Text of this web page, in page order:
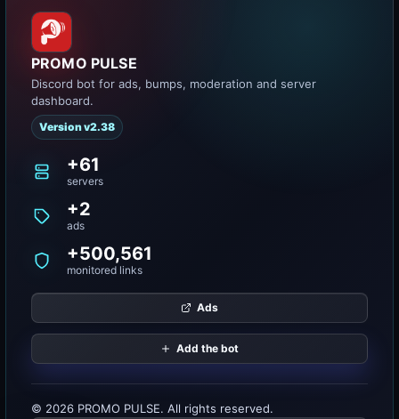
PROMO PULSE
Discord bot for ads, bumps, moderation and server
dashboard.
Version v2.38
+61
servers
+2
ads
+500,561
monitored links
Ads
Add the bot
© 2026 PROMO PULSE. All rights reserved.